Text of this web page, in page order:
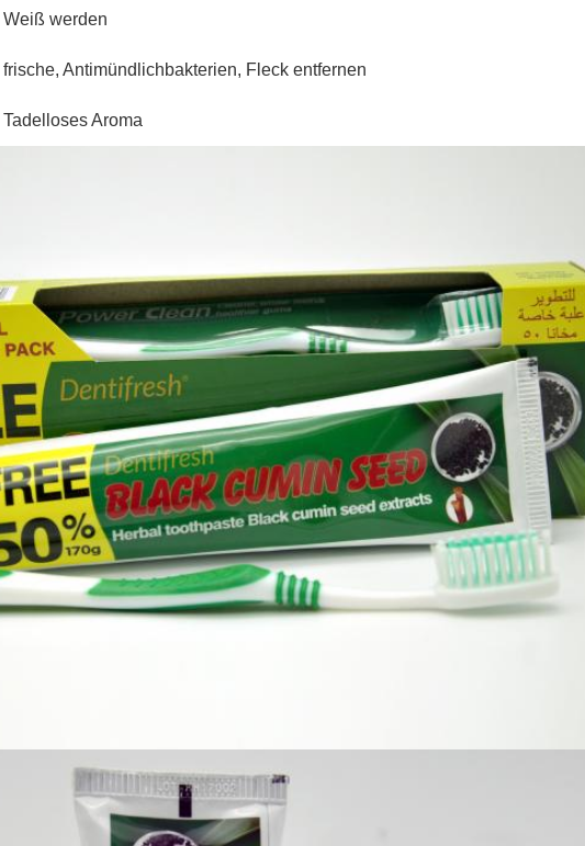
Weiß werden
frische, Antimündlichbakterien, Fleck entfernen
Tadelloses Aroma